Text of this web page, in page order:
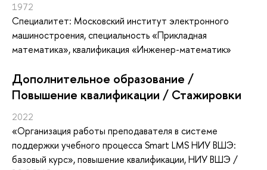
1972
Специалитет: Московский институт электронного
машиностроения, специальность «Прикладная
математика», квалификация «Инженер-математик»
Дополнительное образование /
Повышение квалификации / Стажировки
2022
«Организация работы преподавателя в системе
поддержки учебного процесса Smart LMS НИУ ВШЭ:
базовый курс», повышение квалификации, НИУ ВШЭ /